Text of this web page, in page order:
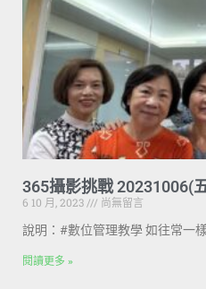
365攝影挑戰 20231006(
6 10 月, 2023
尚無留言
說明：#數位管理教學 如往常一
閱讀更多 »